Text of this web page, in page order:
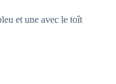
et une avec le toît